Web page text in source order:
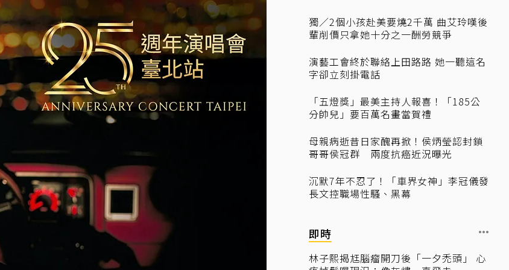
獨／2個小孩赴美要燒2千萬 曲艾玲嘆後
輩削價只拿她十分之一酬勞競爭
演藝工會終於聯絡上田路路 她一聽這名
字卻立刻掛電話
「五燈獎」最美主持人報喜！「185公
分帥兒」要百萬名畫當賀禮
母親病逝昔日家醜再掀！侯炳瑩認封鎖
哥哥侯冠群 兩度抗癌近況曝光
沉默7年不忍了！「車界女神」李冠儀發
長文控職場性騷、黑幕
即時
林子熙揭尪腦瘤開刀後「一夕禿頭」 心